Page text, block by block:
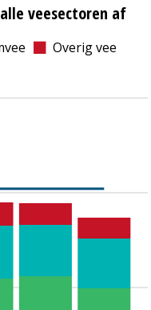
veesectoren af
Overig vee